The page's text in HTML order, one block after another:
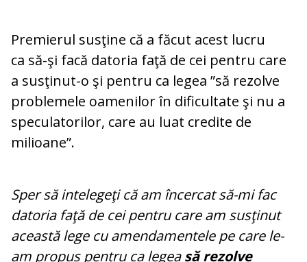
Premierul susţine că a făcut acest lucru
ca să-şi facă datoria faţă de cei pentru care
a susţinut-o şi pentru ca legea ”să rezolve
problemele oamenilor în dificultate şi nu a
speculatorilor, care au luat credite de
milioane”.
Sper să intelegeţi că am încercat să-mi fac
datoria faţă de cei pentru care am susţinut
această lege cu amendamentele pe care le-
am propus pentru ca legeasă rezolve